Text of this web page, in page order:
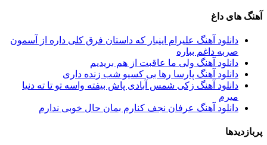
آهنگ های داغ
دانلود آهنگ علیرام اینبار که داستان فرق کلی داره از آسمون
صربه داغم بباره
دانلود آهنگ ولی ما عاقبت از هم بریدیم
دانلود آهنگ پارسا رها بی کسیو شب زنده داری
دانلود آهنگ زکی شمس آبادی پاش بیفته واسه تو تا ته دنیا
میرم
دانلود آهنگ عرفان نجف کنارم بمان حال خوبی ندارم
پربازدیدها